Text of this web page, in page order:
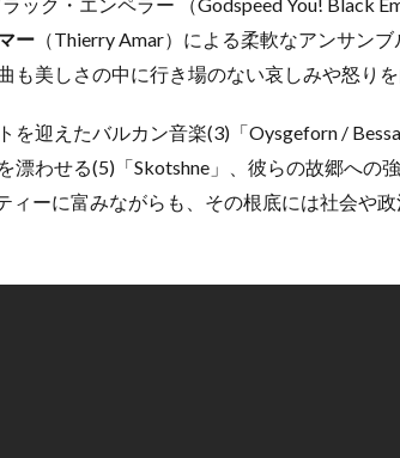
ー （Thierry Amar）による柔軟なアンサンブ
も美しさの中に行き場のない哀しみや怒り
を迎えたバルカン音楽(3)「Oysgeforn /
漂わせる(5)「Skotshne」、彼らの故郷への
ィーに富みながらも、その根底には社会や